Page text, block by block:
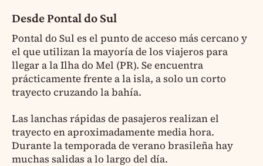
Desde Pontal do Sul
Pontal do Sul es el punto de acceso más cercano y
el que utilizan la mayoría de los viajeros para
llegar a la Ilha do Mel (PR). Se encuentra
prácticamente frente a la isla, a solo un corto
trayecto cruzando la bahía.
Las lanchas rápidas de pasajeros realizan el
trayecto en aproximadamente media hora.
Durante la temporada de verano brasileña hay
muchas salidas a lo largo del día.